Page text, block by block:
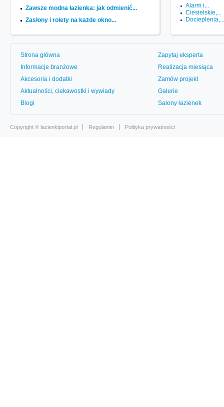
Zawsze modna łazienka: jak odmienić...
Zasłony i rolety na każde okno...
Alarm i...
Ciesielskie,...
Docieplenia,...
Strona główna
Informacje branżowe
Akcesoria i dodatki
Aktualności, ciekawostki i wywiady
Blogi
Zapytaj eksperta
Realizacja miesiąca
Zamów projekt
Galerie
Salony łazienek
Copyright © lazienkiportal.pl Regulamin Polityka prywatności